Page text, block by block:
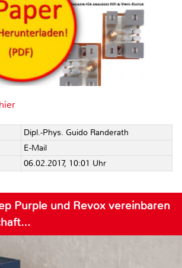
Dipl.-Phys. Guido Randerath
E-Mail
06.02.2017, 10:01 Uhr
Purple und Revox vereinbaren